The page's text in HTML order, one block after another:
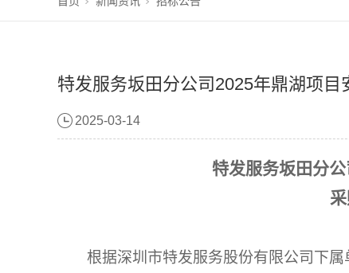
特发服务坂田分公司2025年鼎湖项目
2025-03-14
特发服务坂田分公
根据深圳市特发服务股份有限公司下属